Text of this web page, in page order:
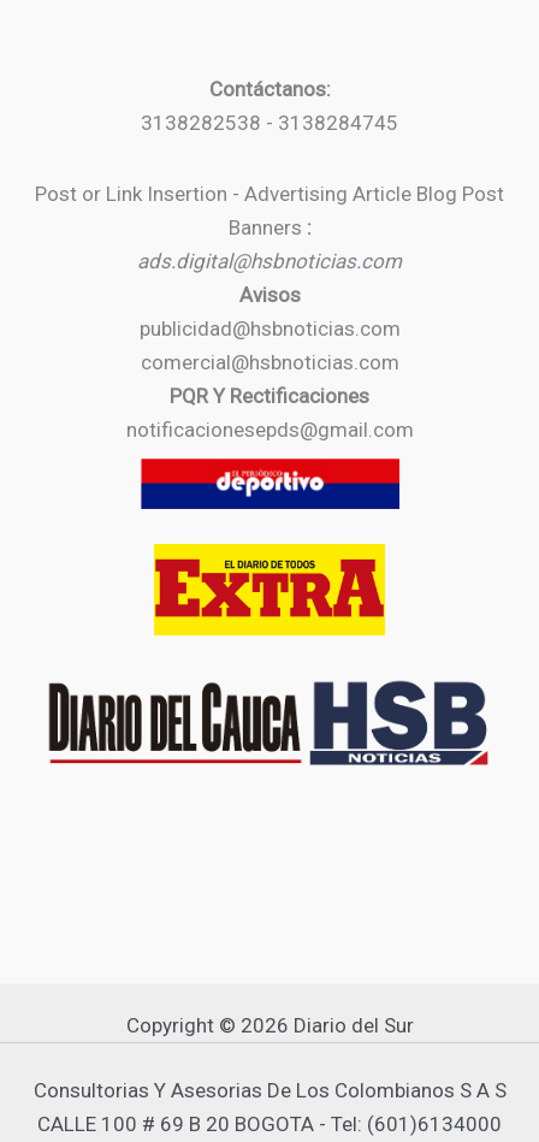
Contáctanos:
3138282538 - 3138284745
Post or Link Insertion - Advertising Article Blog Post
Banners :
ads.digital@hsbnoticias.com
Avisos
publicidad@hsbnoticias.com
comercial@hsbnoticias.com
PQR Y Rectificaciones
notificacionesepds@gmail.com
Copyright © 2026 Diario del Sur
Consultorias Y Asesorias De Los Colombianos S A S
CALLE 100 # 69 B 20 BOGOTA - Tel: (601)6134000